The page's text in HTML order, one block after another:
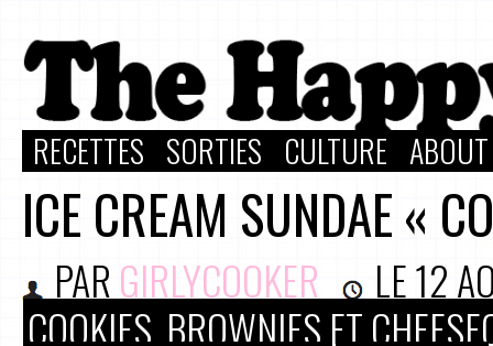
RECETTES SORTIES CULTURE
ICE CREAM SUNDAE «
PAR GIRLYCOOKER LE12
COOKIES, BROWNIES ET